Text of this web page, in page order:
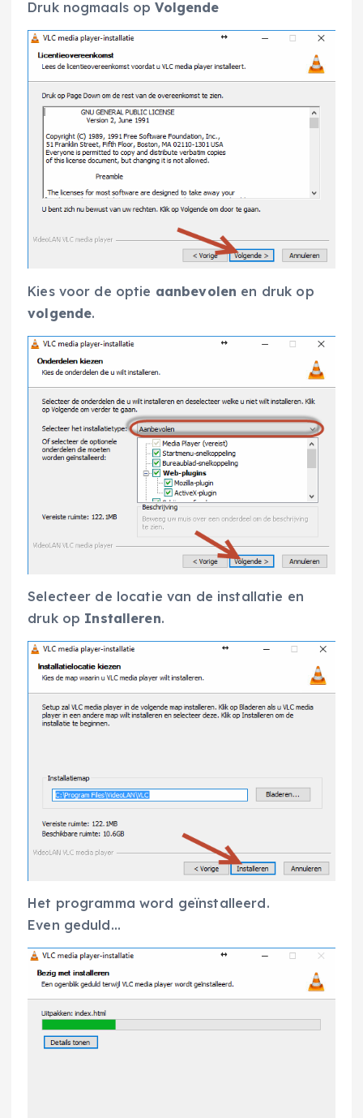
Druk nogmaals opVolgende
Kies voor de optie aanbevolen en druk op
volgende.
Selecteer de locatie van de installatie en
druk op Installeren.
Het programma word geïnstalleerd.
Even geduld…